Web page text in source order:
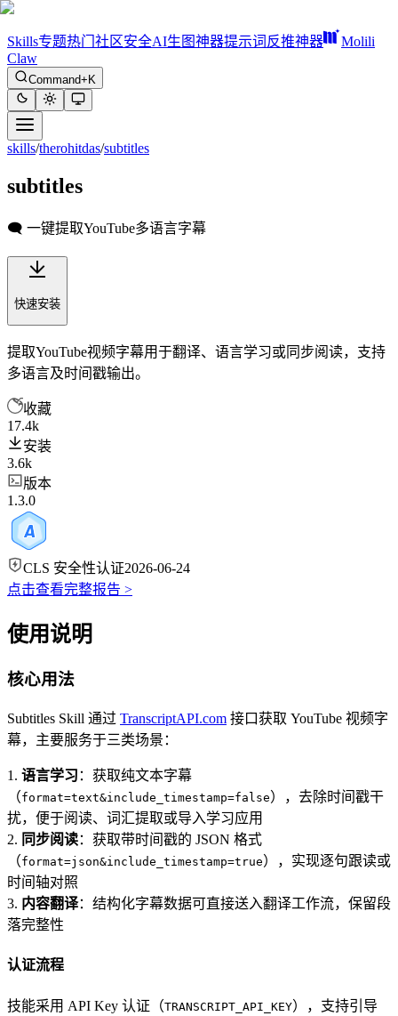
Skills专题热门 社区安全AI生图神器提示词反推神器
Molili
Claw
Command+K
skills/therohitdas/subtitles
subtitles
🗨️ 一键提取YouTube多语言字幕
快速安装
提取YouTube视频字幕用于翻译、语言学习或同步阅读，支持
多语言及时间戳输出。
收藏
17.4k
安装
3.6k
版本
1.3.0
CLS 安全性认证2026-06-24
点击查看完整报告 >
使用说明
核心用法
Subtitles Skill 通过 TranscriptAPI.com 接口获取 YouTube 视频字
幕，主要服务于三类场景：
1. 语言学习 ：获取纯文本字幕
（format=text&include_timestamp=false），去除时间戳干
扰，便于阅读、词汇提取或导入学习应用
2. 同步阅读：获取带时间戳的 JSON 格式
（format=json&include_timestamp=true），实现逐句跟读或
时间轴对照
3. 内容翻译：结构化字幕数据可直接送入翻译工作流，保留段
落完整性
认证流程
技能采用 API Key 认证（TRANSCRIPT_API_KEY），支持引导